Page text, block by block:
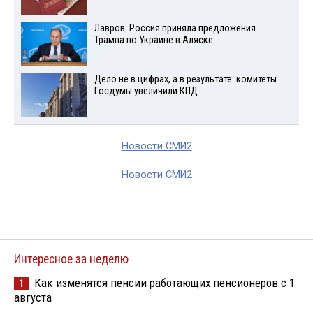
Лавров: Россия приняла предложения
Трампа по Украине в Аляске
Дело не в цифрах, а в результате: комитеты
Госдумы увеличили КПД
Новости СМИ2
Новости СМИ2
Интересное за неделю
1
Как изменятся пенсии работающих пенсионеров с 1
августа